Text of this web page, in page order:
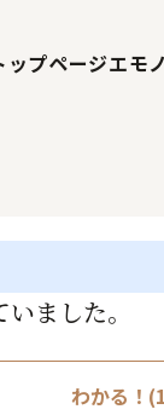
ップページエモ
ました。
わかる！